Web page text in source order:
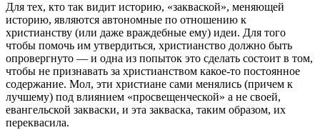
Для тех, кто так видит историю, «закваской», меняющей
историю, являются автономные по отношению к
христианству (или даже враждебные ему) идеи. Для того
чтобы помочь им утвердиться, христианство должно быть
опровергнуто — и одна из попыток это сделать состоит в том,
чтобы не признавать за христианством какое-то постоянное
содержание. Мол, эти христиане сами менялись (причем к
лучшему) под влиянием «просвещенческой» а не своей,
евангельской закваски, и эта закваска, таким образом, их
переквасила.